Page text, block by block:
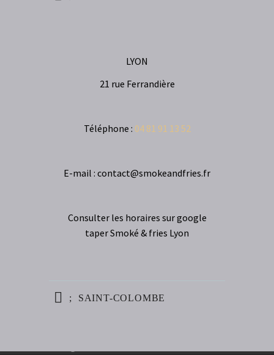
LYON
21 rue Ferrandière
Téléphone : 04 81 91 13 52
E-mail : contact@smokeandfries.fr
Consulter les horaires sur google
taper Smoké & fries Lyon
SAINT-COLOMBE